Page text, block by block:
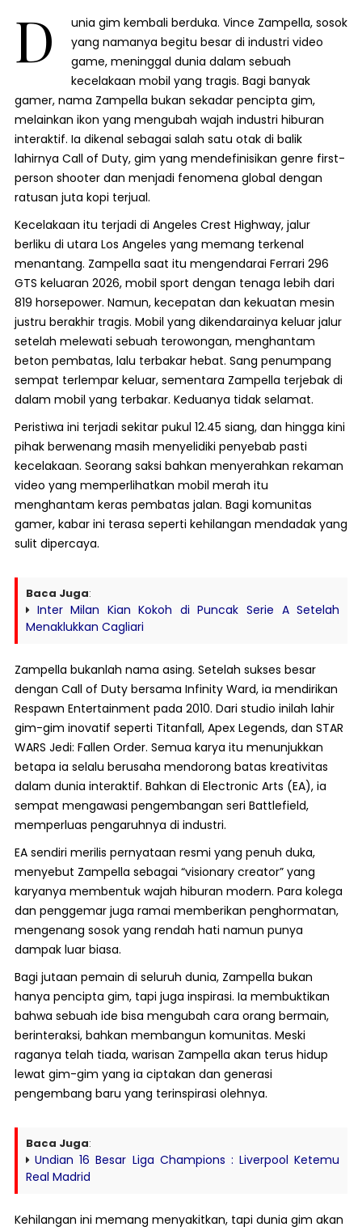
D
unia gim kembali berduka. Vince Zampella, sosok
yang namanya begitu besar di industri video
game, meninggal dunia dalam sebuah
kecelakaan mobil yang tragis. Bagi banyak
gamer, nama Zampella bukan sekadar pencipta gim,
melainkan ikon yang mengubah wajah industri hiburan
interaktif. Ia dikenal sebagai salah satu otak di balik
lahirnya Call of Duty, gim yang mendefinisikan genre first-
person shooter dan menjadi fenomena global dengan
ratusan juta kopi terjual.
Kecelakaan itu terjadi di Angeles Crest Highway, jalur
berliku di utara Los Angeles yang memang terkenal
menantang. Zampella saat itu mengendarai Ferrari 296
GTS keluaran 2026, mobil sport dengan tenaga lebih dari
819 horsepower. Namun, kecepatan dan kekuatan mesin
justru berakhir tragis. Mobil yang dikendarainya keluar jalur
setelah melewati sebuah terowongan, menghantam
beton pembatas, lalu terbakar hebat. Sang penumpang
sempat terlempar keluar, sementara Zampella terjebak di
dalam mobil yang terbakar. Keduanya tidak selamat.
Peristiwa ini terjadi sekitar pukul 12.45 siang, dan hingga kini
pihak berwenang masih menyelidiki penyebab pasti
kecelakaan. Seorang saksi bahkan menyerahkan rekaman
video yang memperlihatkan mobil merah itu
menghantam keras pembatas jalan. Bagi komunitas
gamer, kabar ini terasa seperti kehilangan mendadak yang
sulit dipercaya.
Baca Juga:
Inter Milan Kian Kokoh di Puncak Serie A Setelah
Menaklukkan Cagliari
Zampella bukanlah nama asing. Setelah sukses besar
dengan Call of Duty bersama Infinity Ward, ia mendirikan
Respawn Entertainment pada 2010. Dari studio inilah lahir
gim-gim inovatif seperti Titanfall, Apex Legends, dan STAR
WARS Jedi: Fallen Order. Semua karya itu menunjukkan
betapa ia selalu berusaha mendorong batas kreativitas
dalam dunia interaktif. Bahkan di Electronic Arts (EA), ia
sempat mengawasi pengembangan seri Battlefield,
memperluas pengaruhnya di industri.
EA sendiri merilis pernyataan resmi yang penuh duka,
menyebut Zampella sebagai “visionary creator” yang
karyanya membentuk wajah hiburan modern. Para kolega
dan penggemar juga ramai memberikan penghormatan,
mengenang sosok yang rendah hati namun punya
dampak luar biasa.
Bagi jutaan pemain di seluruh dunia, Zampella bukan
hanya pencipta gim, tapi juga inspirasi. Ia membuktikan
bahwa sebuah ide bisa mengubah cara orang bermain,
berinteraksi, bahkan membangun komunitas. Meski
raganya telah tiada, warisan Zampella akan terus hidup
lewat gim-gim yang ia ciptakan dan generasi
pengembang baru yang terinspirasi olehnya.
Baca Juga:
Undian 16 Besar Liga Champions : Liverpool Ketemu
Real Madrid
Kehilangan ini memang menyakitkan, tapi dunia gim akan